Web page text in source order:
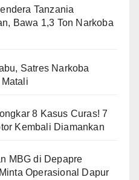
Tanzania
Bawa 1,3 Ton Narkoba
Satres Narkoba
8 Kasus Curas! 7
Kembali Diamankan
MBG di Depapre
Operasional Dapur